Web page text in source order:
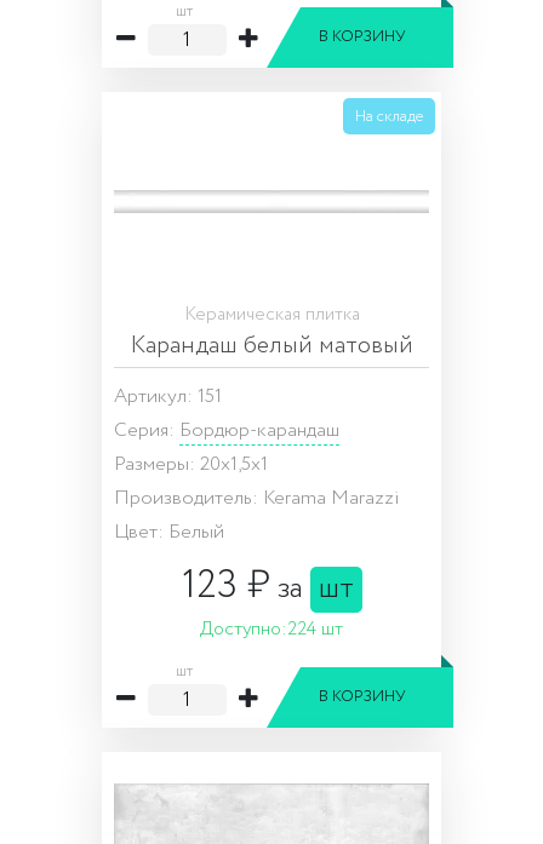
шт
В КОРЗИНУ
На складе
Керамическая плитка
Карандаш белый матовый
Артикул: 151
Серия: Бордюр-карандаш
Размеры: 20x1,5x1
Производитель: Kerama Marazzi
Цвет: Белый
123 ₽за шт
Доступно:224 шт
шт
В КОРЗИНУ